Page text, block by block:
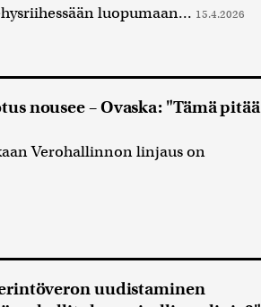
luopumaan... 15.4.2026
nousee – Ovaska: "Tämä pitää
Verohallinnon linjaus on
uudistaminen